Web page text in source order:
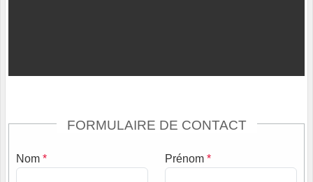
FORMULAIRE DE CONTACT
Nom * Prénom *